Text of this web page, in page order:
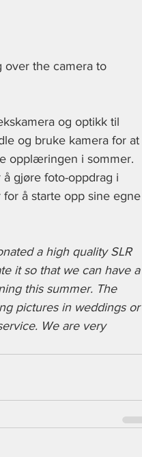
over the camera to
og optikk til
og bruke kamera for at
opplæringen i sommer.
gjøre foto-oppdrag i
å starte opp sine egne
a high quality SLR
it so that we can have a
this summer. The
pictures in weddings or
We are very